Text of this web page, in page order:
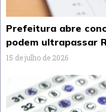
Prefeitura abre
podem ultrapassar
15 de julho de 2026